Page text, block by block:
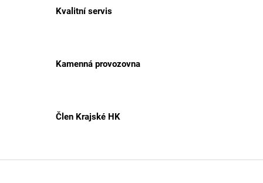
Kvalitní servis
Kamenná provozovna
Člen Krajské HK